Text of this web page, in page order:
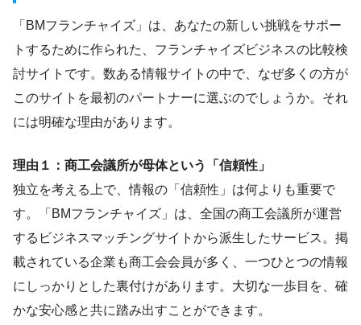
「BMフランチャイズ」は、あなたの新しい挑戦をサポー
トするために作られた、フランチャイズビジネスの比較検
討サイトです。数ある情報サイトの中で、なぜ多くの方が
このサイトを最初のパートナーに選ぶのでしょうか。それ
には明確な理由があります。
理由１：商工会議所が母体という「信頼性」
独立を考える上で、情報の「信頼性」は何よりも重要で
す。「BMフランチャイズ」は、全国の商工会議所が運営
するビジネスマッチングサイトから派生したサービス。掲
載されている企業も商工会会員が多く、一つひとつの情報
にしっかりとした裏付けがあります。大切な一歩目を、確
かな安心感と共に踏み出すことができます。